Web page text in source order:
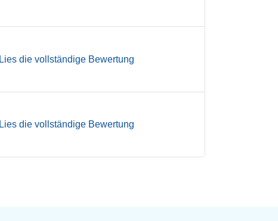
Lies die vollständige Bewertung
Lies die vollständige Bewertung